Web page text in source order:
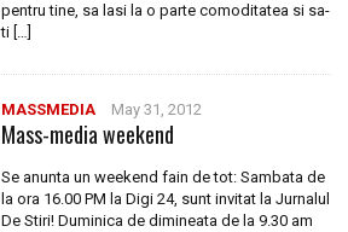
pentru tine, sa lasi la o parte comoditatea si sa-
ti […]
MASSMEDIA May 31, 2012
Mass-media weekend
Se anunta un weekend fain de tot: Sambata de
la ora 16.00 PM la Digi 24, sunt invitat la Jurnalul
De Stiri! Duminica de dimineata de la 9.30 am